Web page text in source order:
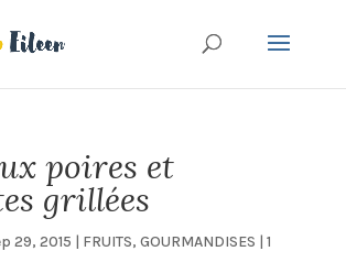
poires et
grillées
29, 2015 | FRUITS, GOURMANDISES | 1